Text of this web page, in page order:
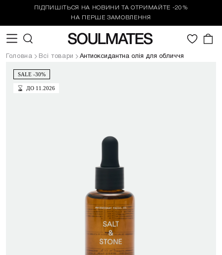
ПІДПИШІТЬСЯ НА НОВИНИ ТА ОТРИМАЙТЕ -20%
НА ПЕРШЕ ЗАМОВЛЕННЯ
Головна Всі товари Антиоксидантна олія для обличчя
SALE -30%
ДО 11.2026